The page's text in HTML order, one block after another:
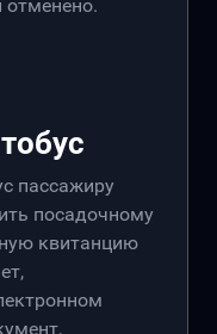
отменено.
пассажиру
посадочному
квитанцию